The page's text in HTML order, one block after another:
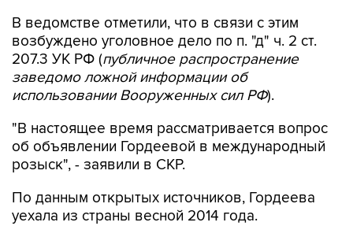
В ведомстве отметили, что в связи с этим
возбуждено уголовное дело по п. "д" ч. 2 ст.
207.3 УК РФ (публичное распространение
заведомо ложной информации об
использовании Вооруженных сил РФ).
"В настоящее время рассматривается вопрос
об объявлении Гордеевой в международный
розыск", - заявили в СКР.
По данным открытых источников, Гордеева
уехала из страны весной 2014 года.